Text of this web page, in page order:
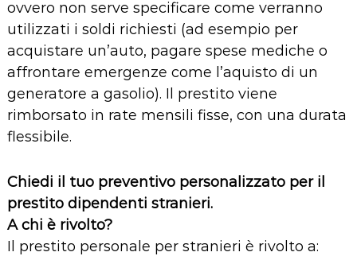
ovvero non serve specificare come verranno
utilizzati i soldi richiesti (ad esempio per
acquistare un’auto, pagare spese mediche o
affrontare emergenze come l’aquisto di un
generatore a gasolio). Il prestito viene
rimborsato in rate mensili fisse, con una durata
flessibile.
Chiedi il tuo preventivo personalizzato per il
prestito dipendenti stranieri.
A chi è rivolto?
Il prestito personale per stranieri è rivolto a: